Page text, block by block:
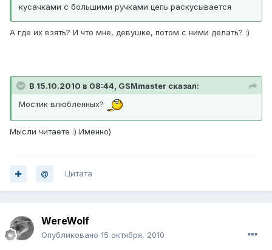
кусачками с большими ручками цепь раскусывается
А где их взять? И что мне, девушке, потом с ними делать? :)
В 15.10.2010 в 08:44, GSMmaster сказал:
Мостик влюбленных?
Мысли читаете :) Именно)
Цитата
WereWolf
Опубликовано 15 октября, 2010